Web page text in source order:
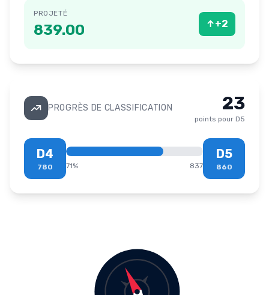
PROJETÉ
839.00 ↑+2
PROGRÈS DE CLASSIFICATION 23
points pour D5
D4
780 71% 837
D5
860